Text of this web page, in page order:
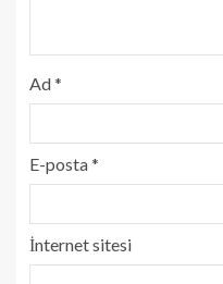
Ad*
E-posta*
İnternet sitesi